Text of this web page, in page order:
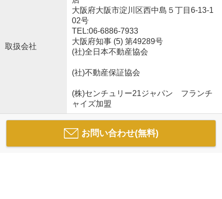
取扱会社
大阪府大阪市淀川区西中島５丁目6-13-1
02号
TEL:06-6886-7933
大阪府知事 (5) 第49289号
(社)全日本不動産協会
(社)不動産保証協会
(株)センチュリー21ジャパン フランチ
ャイズ加盟
お問い合わせ(無料)